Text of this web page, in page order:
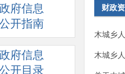
府信息
开指南
府信息
开目录
财政
木城乡
木城乡